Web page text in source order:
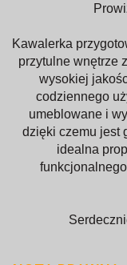
Kawalerka
przytulne wnętrze
wysokiej
codziennego
umeblowane i
dzięki czemu jest
idealna